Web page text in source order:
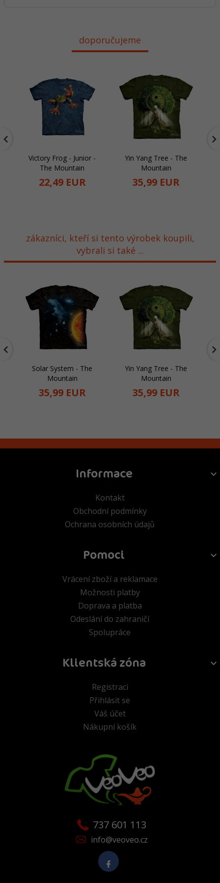
doporučujeme
Victory Frog - Junior -
The Mountain
22,49 EUR
Yin Yang Tree - The
Mountain
35,99 EUR
zákazníci, kteří si tento výrobek koupili,
vybrali si také ...
Solar System - The
Mountain
35,99 EUR
Yin Yang Tree - The
Mountain
35,99 EUR
Informace
Kontakt
Obchodní podmínky
Ochrana osobních údajů
Pomoci
Vrácení zboží a reklamace
Možnosti platby
Doprava a platba
Odeslání do zahraničí
Spolupráce
Klientská zóna
Registraci
Přihlásit se
Váš účet
Nákupní košík
737 601 113
info@veoveo.cz